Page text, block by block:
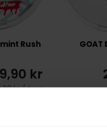
Rush
kr
kr /dosa